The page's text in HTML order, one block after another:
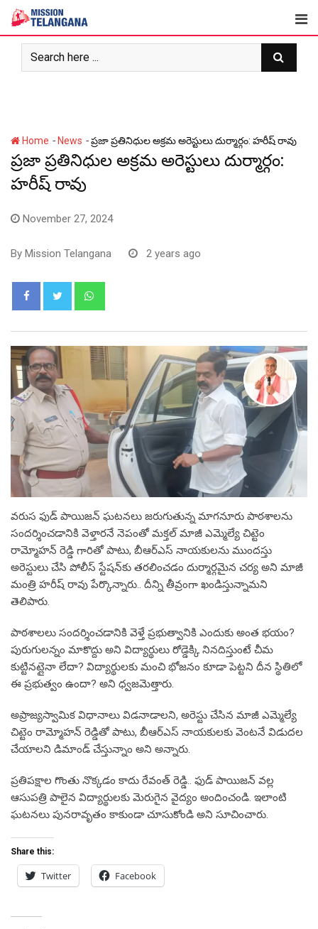
Skip
content
Home - News -ప్రజా ప్రతినిధుల అక్రమ అరెస్టులు దుర్మార్గం: హరీష్ రావు
ప్రజా ప్రతినిధుల అక్రమ అరెస్టులు దుర్మార్గం:
హరీష్ రావు
November 27, 2024
By Mission Telangana 2 years ago
వరుస ఫుడ్ పాయిజన్ ఘటనలు జరుగుతున్న మాగనూరు పాఠశాలను
సందర్శించడానికి వెళ్తారనే నెపంతో మక్తల్ మాజీ ఎమ్మెల్యే చిట్టెం
రామ్మోహన్ రెడ్డి గారితో పాటు, బీఆర్ఎస్ నాయకులను ముందస్తు
అరెస్టులు చేసి పోలీస్ స్టేషన్‌కు తరలించడం దుర్మార్గమైన చర్య అని మాజీ
మంత్రి హరీష్ రావు పేర్కొన్నారు.. దీన్ని తీవ్రంగా ఖండిస్తున్నామని
తెలిపారు.
పాఠశాలలు సందర్శించడానికి వెళ్తే ప్రభుత్వానికి ఎందుకు అంత భయం?
పురుగులన్నం మాకొద్దు అని విద్యార్థులు రోడ్డెక్కి నినదిస్తుంటే చీమ
కుట్టినట్లైనా లేదా? విద్యార్థులకు మంచి భోజనం కూడా పెట్టని దీన స్థితిలో
ఈ ప్రభుత్వం ఉందా? అని ధ్వజమెత్తారు.
అప్రాజ్యస్వామిక విధానాలు విడనాడాలని, అరెస్టు చేసిన మాజీ ఎమ్మెల్యే
చిట్టెం రామ్మోహన్ రెడ్డితో పాటు, బీఆర్ఎస్ నాయకులకు వెంటనే విడుదల
చేయాలని డిమాండ్ చేస్తున్నాం అని అన్నారు.
ప్రతిపక్షాల గొంతు నొక్కడం కాదు రేవంత్ రెడ్డి.. ఫుడ్ పాయిజన్ వల్ల
ఆసుపత్రి పాలైన విద్యార్థులకు మెరుగైన వైద్యం అందించండి. ఇలాంటి
ఘటనలు పునరావృతం కాకుండా చూసుకోండి అని సూచించారు.
Share this:
Twitter Facebook